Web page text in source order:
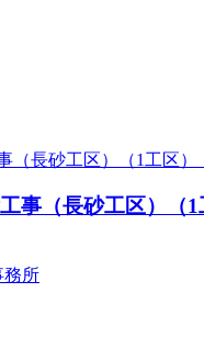
事（長砂工区）（1
務所